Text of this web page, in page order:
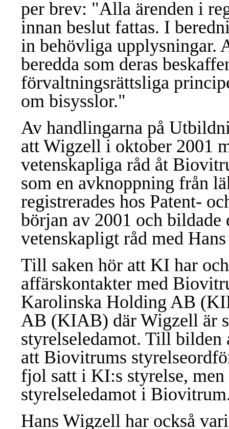
per brev: "Alla ärenden i
innan beslut fattas. I
in behövliga upplysningar.
beredda som deras
förvaltningsrättsliga
om bisysslor."
Av handlingarna på
att Wigzell i oktober 2001
vetenskapliga råd åt
som en avknoppning från
registrerades hos Patent-
början av 2001 och bildade
vetenskapligt råd med
Till saken hör att KI har
affärskontakter med
Karolinska Holding AB
AB (KIAB) där Wigzell är
styrelseledamot. Till bilden
att Biovitrums
fjol satt i KI:s styrelse,
styrelseledamot i
Hans Wigzell har också